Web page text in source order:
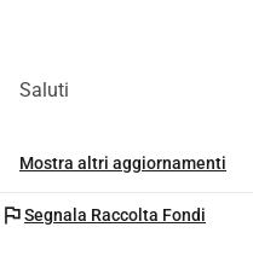
Saluti
Mostra altri aggiornamenti
flagSegnala Raccolta Fondi